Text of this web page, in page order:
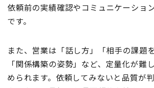
依頼前の実績確認やコミュニケーショ
です。
また、営業は「話し方」「相手の課題
「関係構築の姿勢」など、定量化が難
められます。依頼してみないと品質が